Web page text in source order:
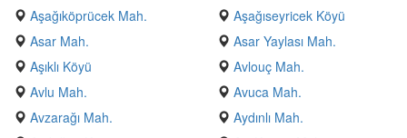
Aşağıköprücek Mah.
Aşağıseyricek Köyü
Asar Mah.
Asar Yaylası Mah.
Aşıklı Köyü
Avlouç Mah.
Avlu Mah.
Avuca Mah.
Avzarağı Mah.
Aydınlı Mah.